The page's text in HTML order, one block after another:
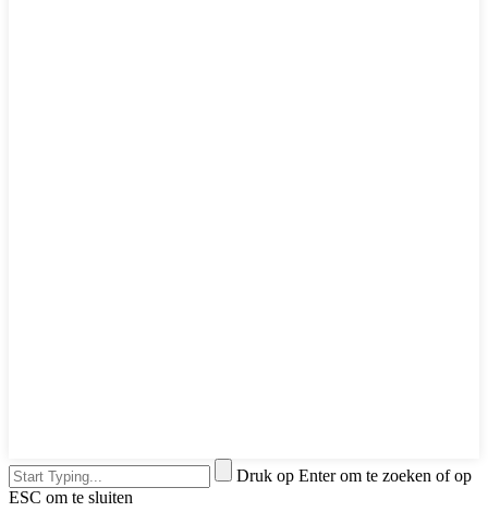
Druk op Enter om te zoeken of op
ESC om te sluiten